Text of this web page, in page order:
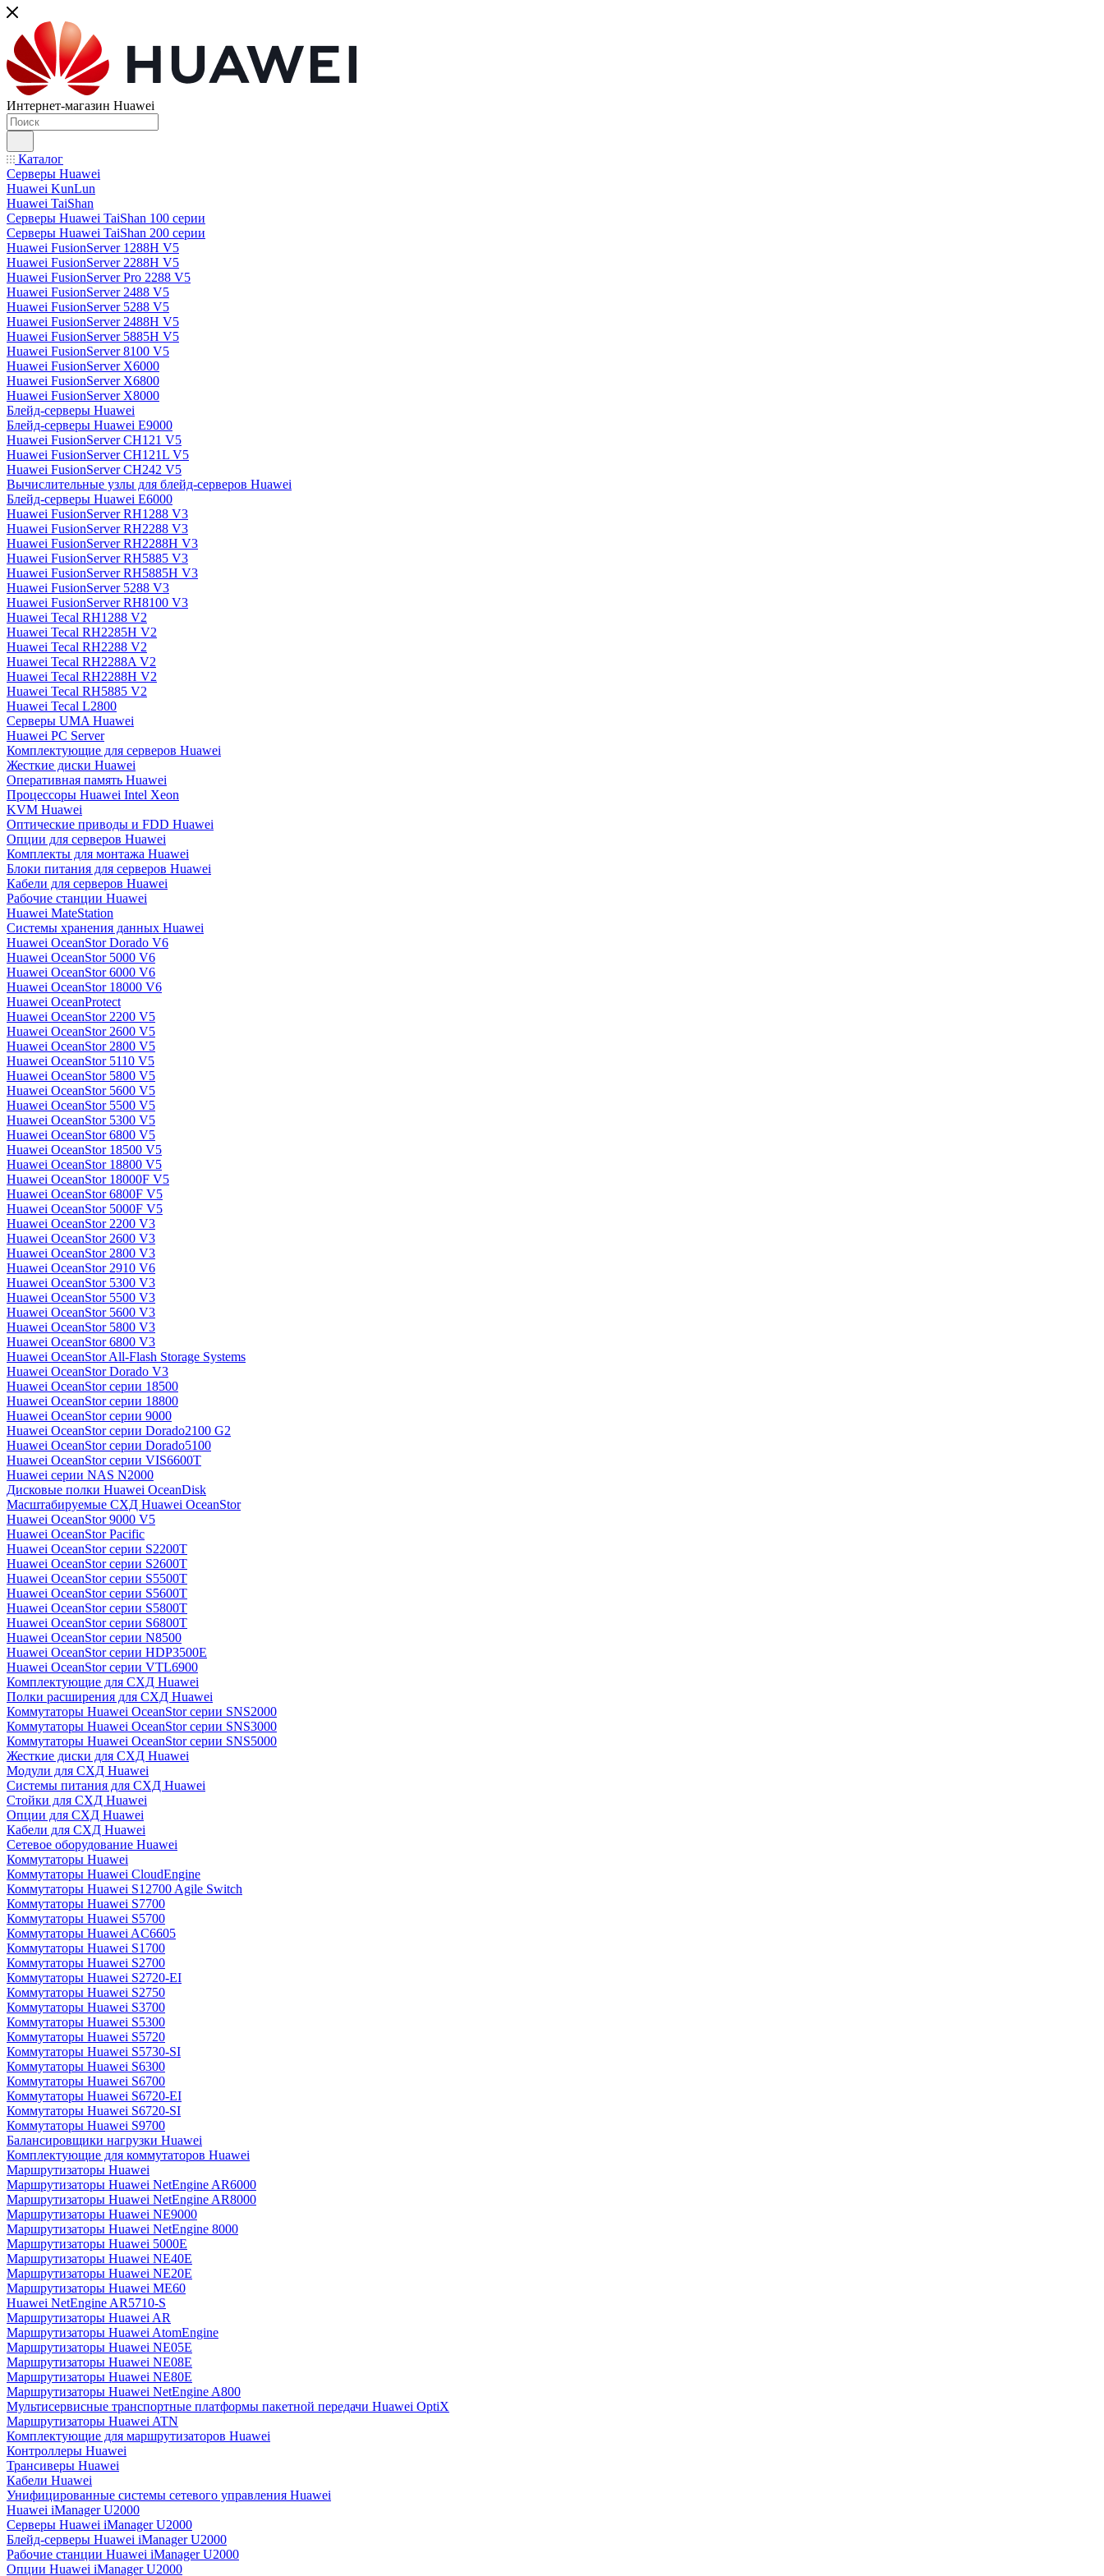
Интернет-магазин Huawei
Каталог
Серверы Huawei
Huawei KunLun
Huawei TaiShan
Серверы Huawei TaiShan 100 серии
Серверы Huawei TaiShan 200 серии
Huawei FusionServer 1288H V5
Huawei FusionServer 2288H V5
Huawei FusionServer Pro 2288 V5
Huawei FusionServer 2488 V5
Huawei FusionServer 5288 V5
Huawei FusionServer 2488H V5
Huawei FusionServer 5885H V5
Huawei FusionServer 8100 V5
Huawei FusionServer X6000
Huawei FusionServer X6800
Huawei FusionServer X8000
Блейд-серверы Huawei
Блейд-серверы Huawei E9000
Huawei FusionServer CH121 V5
Huawei FusionServer CH121L V5
Huawei FusionServer CH242 V5
Вычислительные узлы для блейд-серверов Huawei
Блейд-серверы Huawei E6000
Huawei FusionServer RH1288 V3
Huawei FusionServer RH2288 V3
Huawei FusionServer RH2288H V3
Huawei FusionServer RH5885 V3
Huawei FusionServer RH5885H V3
Huawei FusionServer 5288 V3
Huawei FusionServer RH8100 V3
Huawei Tecal RH1288 V2
Huawei Tecal RH2285H V2
Huawei Tecal RH2288 V2
Huawei Tecal RH2288A V2
Huawei Tecal RH2288H V2
Huawei Tecal RH5885 V2
Huawei Tecal L2800
Серверы UMA Huawei
Huawei PC Server
Комплектующие для серверов Huawei
Жесткие диски Huawei
Оперативная память Huawei
Процессоры Huawei Intel Xeon
KVM Huawei
Оптические приводы и FDD Huawei
Опции для серверов Huawei
Комплекты для монтажа Huawei
Блоки питания для серверов Huawei
Кабели для серверов Huawei
Рабочие станции Huawei
Huawei MateStation
Системы хранения данных Huawei
Huawei OceanStor Dorado V6
Huawei OceanStor 5000 V6
Huawei OceanStor 6000 V6
Huawei OceanStor 18000 V6
Huawei OceanProtect
Huawei OceanStor 2200 V5
Huawei OceanStor 2600 V5
Huawei OceanStor 2800 V5
Huawei OceanStor 5110 V5
Huawei OceanStor 5800 V5
Huawei OceanStor 5600 V5
Huawei OceanStor 5500 V5
Huawei OceanStor 5300 V5
Huawei OceanStor 6800 V5
Huawei OceanStor 18500 V5
Huawei OceanStor 18800 V5
Huawei OceanStor 18000F V5
Huawei OceanStor 6800F V5
Huawei OceanStor 5000F V5
Huawei OceanStor 2200 V3
Huawei OceanStor 2600 V3
Huawei OceanStor 2800 V3
Huawei OceanStor 2910 V6
Huawei OceanStor 5300 V3
Huawei OceanStor 5500 V3
Huawei OceanStor 5600 V3
Huawei OceanStor 5800 V3
Huawei OceanStor 6800 V3
Huawei OceanStor All-Flash Storage Systems
Huawei OceanStor Dorado V3
Huawei OceanStor серии 18500
Huawei OceanStor серии 18800
Huawei OceanStor серии 9000
Huawei OceanStor серии Dorado2100 G2
Huawei OceanStor серии Dorado5100
Huawei OceanStor серии VIS6600T
Huawei серии NAS N2000
Дисковые полки Huawei OceanDisk
Масштабируемые СХД Huawei OceanStor
Huawei OceanStor 9000 V5
Huawei OceanStor Pacific
Huawei OceanStor серии S2200T
Huawei OceanStor серии S2600T
Huawei OceanStor серии S5500T
Huawei OceanStor серии S5600T
Huawei OceanStor серии S5800T
Huawei OceanStor серии S6800T
Huawei OceanStor серии N8500
Huawei OceanStor серии HDP3500E
Huawei OceanStor серии VTL6900
Комплектующие для СХД Huawei
Полки расширения для СХД Huawei
Коммутаторы Huawei OceanStor серии SNS2000
Коммутаторы Huawei OceanStor серии SNS3000
Коммутаторы Huawei OceanStor серии SNS5000
Жесткие диски для СХД Huawei
Модули для СХД Huawei
Системы питания для СХД Huawei
Стойки для СХД Huawei
Опции для СХД Huawei
Кабели для СХД Huawei
Сетевое оборудование Huawei
Коммутаторы Huawei
Коммутаторы Huawei CloudEngine
Коммутаторы Huawei S12700 Agile Switch
Коммутаторы Huawei S7700
Коммутаторы Huawei S5700
Коммутаторы Huawei AC6605
Коммутаторы Huawei S1700
Коммутаторы Huawei S2700
Коммутаторы Huawei S2720-EI
Коммутаторы Huawei S2750
Коммутаторы Huawei S3700
Коммутаторы Huawei S5300
Коммутаторы Huawei S5720
Коммутаторы Huawei S5730-SI
Коммутаторы Huawei S6300
Коммутаторы Huawei S6700
Коммутаторы Huawei S6720-EI
Коммутаторы Huawei S6720-SI
Коммутаторы Huawei S9700
Балансировщики нагрузки Huawei
Комплектующие для коммутаторов Huawei
Маршрутизаторы Huawei
Маршрутизаторы Huawei NetEngine AR6000
Маршрутизаторы Huawei NetEngine AR8000
Маршрутизаторы Huawei NE9000
Маршрутизаторы Huawei NetEngine 8000
Маршрутизаторы Huawei 5000E
Маршрутизаторы Huawei NE40E
Маршрутизаторы Huawei NE20E
Маршрутизаторы Huawei ME60
Huawei NetEngine AR5710-S
Маршрутизаторы Huawei AR
Маршрутизаторы Huawei AtomEngine
Маршрутизаторы Huawei NE05E
Маршрутизаторы Huawei NE08E
Маршрутизаторы Huawei NE80E
Маршрутизаторы Huawei NetEngine A800
Мультисервисные транспортные платформы пакетной передачи Huawei OptiX
Маршрутизаторы Huawei ATN
Комплектующие для маршрутизаторов Huawei
Контроллеры Huawei
Трансиверы Huawei
Кабели Huawei
Унифицированные системы сетевого управления Huawei
Huawei iManager U2000
Серверы Huawei iManager U2000
Блейд-серверы Huawei iManager U2000
Рабочие станции Huawei iManager U2000
Опции Huawei iManager U2000